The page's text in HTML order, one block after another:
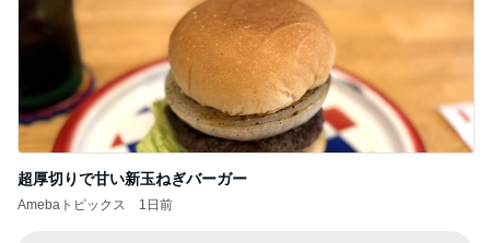
超厚切りで甘い新玉ねぎバーガー
Amebaトピックス 1日前